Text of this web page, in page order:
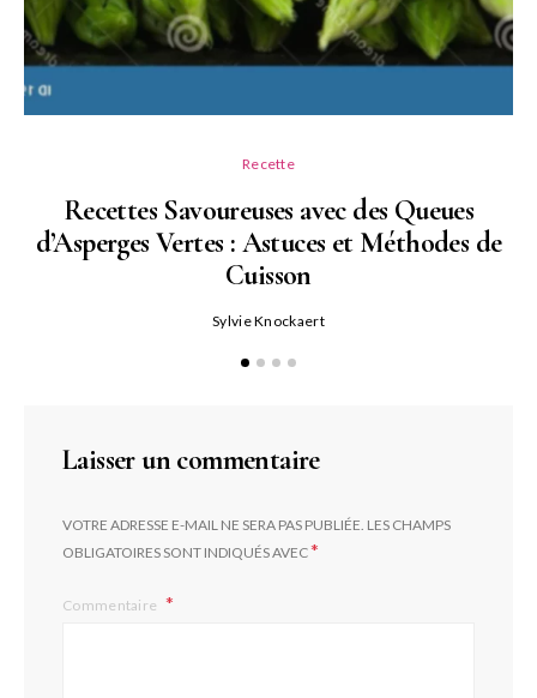
Recette
Recettes Savoureuses avec des Queues
d’Asperges Vertes : Astuces et Méthodes de
Cuisson
Sylvie Knockaert
Laisser un commentaire
VOTRE ADRESSE E-MAIL NE SERA PAS PUBLIÉE. LES CHAMPS
OBLIGATOIRES SONT INDIQUÉS AVEC*
Commentaire